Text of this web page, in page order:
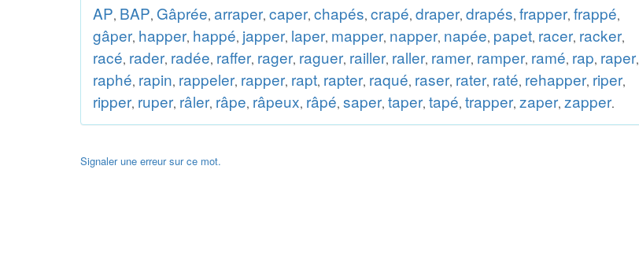
AP, BAP, Gâprée, arraper, caper, chapés, crapé, draper, drapés, frapper, frappé,
gâper, happer, happé, japper, laper, mapper, napper, napée, papet, racer, racker,
racé, rader, radée, raffer, rager, raguer, railler, raller, ramer, ramper, ramé, rap, raper,
raphé, rapin, rappeler, rapper, rapt, rapter, raqué, raser, rater, raté, rehapper, riper,
ripper, ruper, râler, râpe, râpeux, râpé, saper, taper, tapé, trapper, zaper, zapper.
Signaler une erreur sur ce mot.